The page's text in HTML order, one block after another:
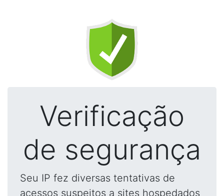
Verificação
de segurança
Seu IP fez diversas tentativas de
acessos suspeitos a sites hospedados